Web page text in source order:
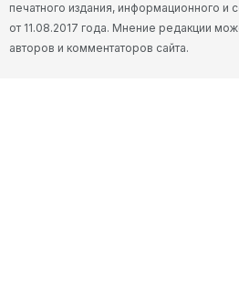
печатного издания, информационного
от 11.08.2017 года. Мнение редакции
авторов и комментаторов сайта.